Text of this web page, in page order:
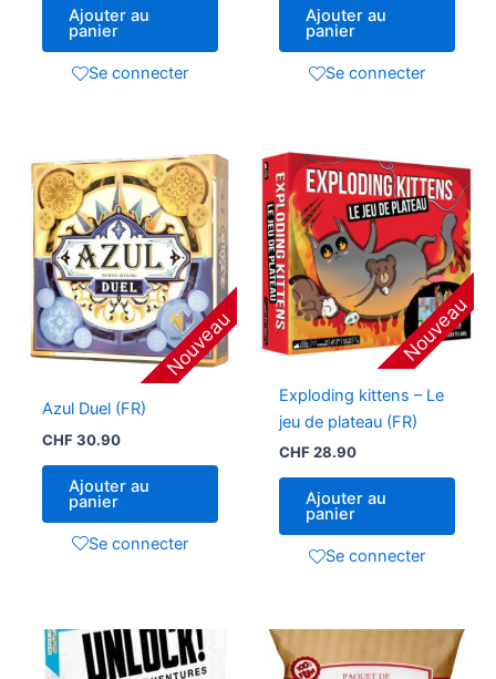
Ajouter au
panier
Se connecter
Ajouter au
panier
Se connecter
Nouveau
Azul Duel (FR)
CHF30.90
Ajouter au
panier
Se connecter
Nouveau
Exploding kittens – Le
jeu de plateau (FR)
CHF28.90
Ajouter au
panier
Se connecter